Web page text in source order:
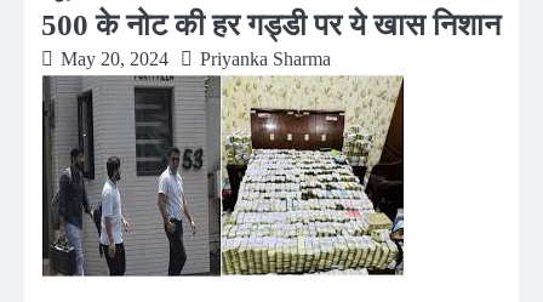
500 के नोट की हर गड्डी पर ये खास निशान
May 20, 2024 Priyanka Sharma